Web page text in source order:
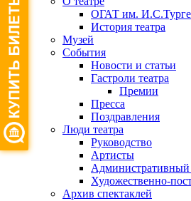
ОГАТ им.
История театра
Музей
События
Новости и статьи
Гастроли театра
Премии
Пресса
Поздравления
Люди театра
Руководство
Артисты
Административный
Художественно-
Архив спектаклей